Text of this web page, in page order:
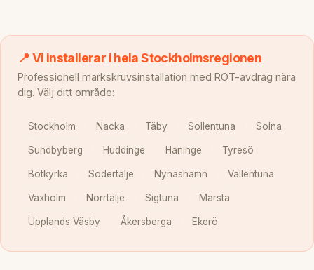
📍 Vi installerar i hela Stockholmsregionen
Professionell markskruvsinstallation med ROT-avdrag nära
dig. Välj ditt område:
Stockholm Nacka Täby Sollentuna Solna
Sundbyberg Huddinge Haninge Tyresö
Botkyrka Södertälje Nynäshamn Vallentuna
Vaxholm Norrtälje Sigtuna Märsta
Upplands Väsby Åkersberga Ekerö